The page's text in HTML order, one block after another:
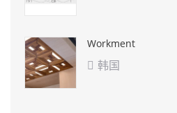
Workment
 韩国